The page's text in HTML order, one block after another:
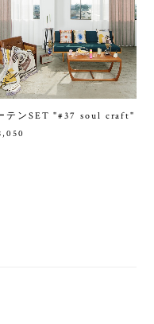
テンSET "#37 soul craft"